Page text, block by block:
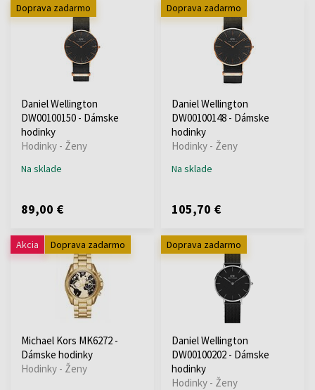
Doprava zadarmo
Daniel Wellington
DW00100150 - Dámske
hodinky
Hodinky - Ženy
Na sklade
89,00 €
Doprava zadarmo
Daniel Wellington
DW00100148 - Dámske
hodinky
Hodinky - Ženy
Na sklade
105,70 €
Akcia Doprava zadarmo
Michael Kors MK6272 -
Dámske hodinky
Hodinky - Ženy
Doprava zadarmo
Daniel Wellington
DW00100202 - Dámske
hodinky
Hodinky - Ženy